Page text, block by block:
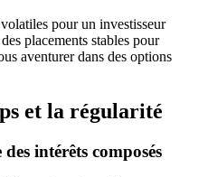
pour un investisseur
placements stables pour
aventurer dans des options
et la régularité
intérêts composés